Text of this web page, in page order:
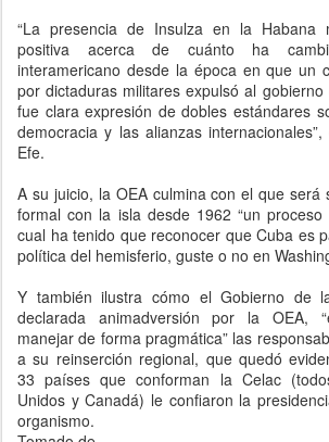
“La presencia de Insulza en la Habana
positiva acerca de cuánto ha
interamericano desde la época en que un
por dictaduras militares expulsó al
fue clara expresión de dobles estándares
democracia y las alianzas
Efe.
A su juicio, la OEA culmina con el que será
formal con la isla desde 1962 “un
cual ha tenido que reconocer que Cuba es
política del hemisferio, guste o no en
Y también ilustra cómo el Gobierno de
declarada animadversión por la OEA,
manejar de forma pragmática” las
a su reinserción regional, que quedó
33 países que conforman la Celac
Unidos y Canadá) le confiaron la
organismo.